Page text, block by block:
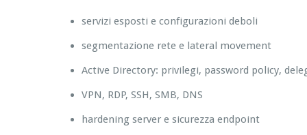
servizi esposti e configurazioni deboli
segmentazione rete e lateral movement
Active Directory: privilegi, password policy,
VPN, RDP, SSH, SMB, DNS
hardening server e sicurezza endpoint